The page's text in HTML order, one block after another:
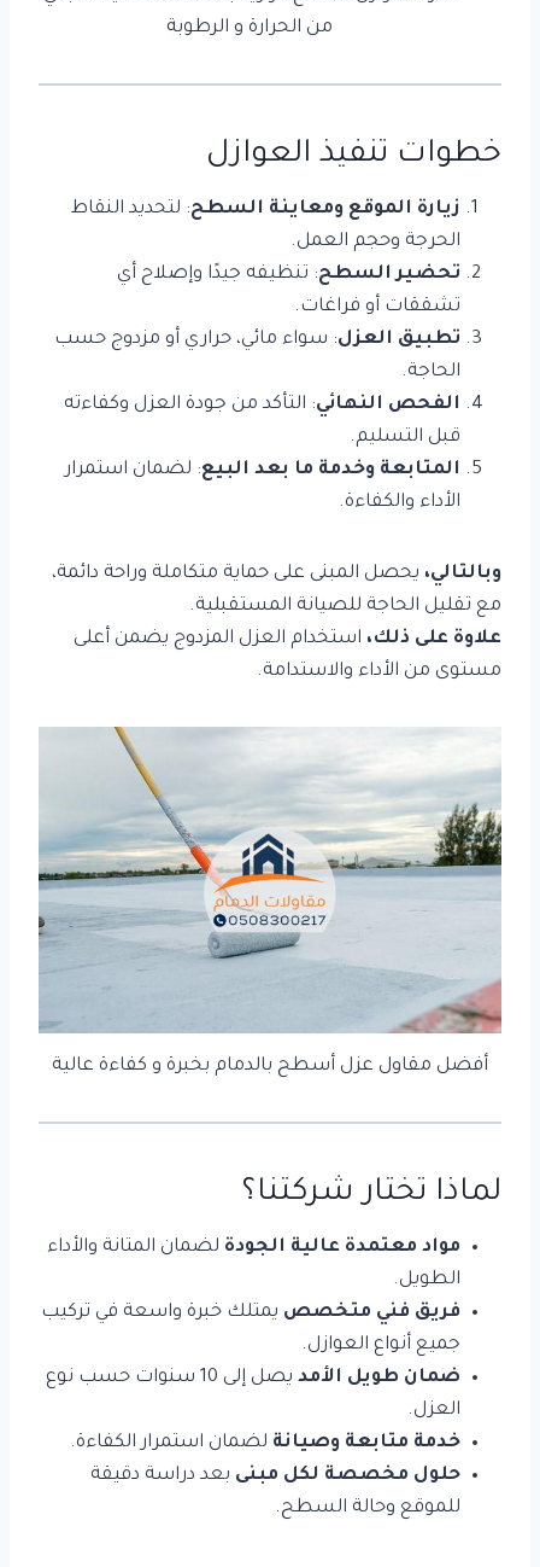
من الحرارة و الرطوبة
خطوات تنفيذ العوازل
زيارة الموقع ومعاينة السطح: لتحديد النقاط
الحرجة وحجم العمل.
تحضير السطح: تنظيفه جيدًا وإصلاح أي
تشققات أو فراغات.
تطبيق العزل: سواء مائي، حراري أو مزدوج حسب
الحاجة.
الفحص النهائي: التأكد من جودة العزل وكفاءته
قبل التسليم.
المتابعة وخدمة ما بعد البيع: لضمان استمرار
الأداء والكفاءة.
وبالتالي، يحصل المبنى على حماية متكاملة وراحة دائمة،
مع تقليل الحاجة للصيانة المستقبلية.
علاوة على ذلك، استخدام العزل المزدوج يضمن أعلى
مستوى من الأداء والاستدامة.
أفضل مقاول عزل أسطح بالدمام بخبرة و كفاءة عالية
لماذا تختار شركتنا؟
مواد معتمدة عالية الجودة لضمان المتانة والأداء
الطويل.
فريق فني متخصص يمتلك خبرة واسعة في تركيب
جميع أنواع العوازل.
ضمان طويل الأمد
يصل إلى 10 سنوات حسب نوع
العزل.
خدمة متابعة وصيانة لضمان استمرار الكفاءة.
حلول مخصصة لكل مبنى بعد دراسة دقيقة
للموقع وحالة السطح.